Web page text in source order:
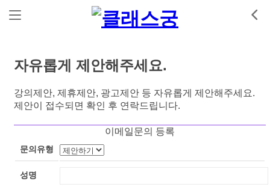
자유롭게 제안해주세요.
강의제안, 제휴제안, 광고제안 등 자유롭게 제안해주세요.
제안이 접수되면 확인 후 연락드립니다.
이메일문의 등록
문의유형
성명